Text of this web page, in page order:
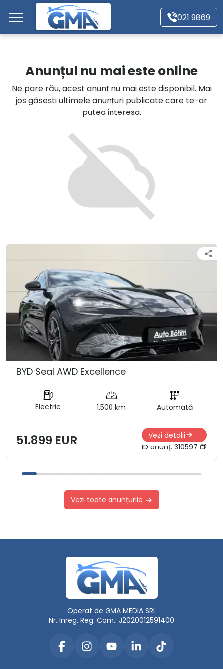
Mergi direct la conținutul principal
021 9869
Autoturisme
Motociclete
Autoutilitare
Alte tipuri vehicule
Anunțul nu mai este online
Ne pare rău, acest anunț nu mai este disponibil. Mai
jos găsești ultimele anunțuri publicate care te-ar
putea interesa.
BYD Seal AWD Excellence
Electric 1.500 km Automată
51.899 EUR
Vezi detalii
ID anunț: 310597
Vezi toate anunțurile
Operat de GMA MEDIA SRL
Nr. Inreg. Reg. Com.: J2020012591400